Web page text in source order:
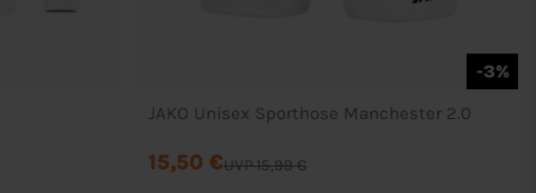
-3%
JAKO Unisex Sporthose Manchester 2.0
UVP 15,99 €
15,50 €